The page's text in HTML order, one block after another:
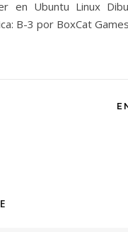
en Ubuntu Linux
B-3 por BoxCat Games